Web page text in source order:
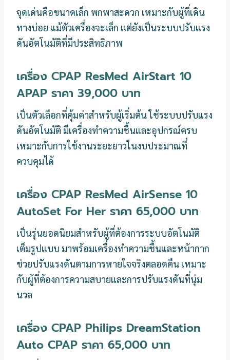
จุดเด่นคือขนาดเล็ก พกพาสะดวก เหมาะกับผู้ที่เดิน
ทางบ่อย แม้ตัวเครื่องจะเล็ก แต่ยังเป็นระบบปรับแรง
ดันอัตโนมัติที่มีประสิทธิภาพ
เครื่อง CPAP ResMed AirStart 10
APAP ราคา 39,000 บาท
เป็นตัวเลือกที่คุ้มค่าสำหรับผู้เริ่มต้น ใช้ระบบปรับแรง
ดันอัตโนมัติ มีเครื่องทำความชื้นและอุปกรณ์ครบ
เหมาะกับการใช้งานระยะยาวในงบประมาณที่
ควบคุมได้
เครื่อง CPAP ResMed AirSense 10
AutoSet For Her ราคา 65,000 บาท
เป็นรุ่นยอดนิยมสำหรับผู้ที่ต้องการระบบอัตโนมัติ
เต็มรูปแบบ มาพร้อมเครื่องทำความชื้นและหน้ากาก
ช่วยปรับแรงดันตามการหายใจจริงตลอดคืน เหมาะ
กับผู้ที่ต้องการความสบายและการปรับแรงดันที่นุ่ม
นวล
เครื่อง CPAP Philips DreamStation
Auto CPAP ราคา 65,000 บาท